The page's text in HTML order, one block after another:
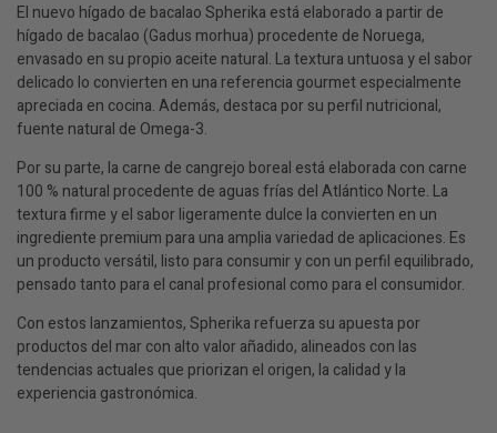
El nuevo hígado de bacalao Spherika está elaborado a partir de
hígado de bacalao (Gadus morhua) procedente de Noruega,
envasado en su propio aceite natural. La textura untuosa y el sabor
delicado lo convierten en una referencia gourmet especialmente
apreciada en cocina. Además, destaca por su perfil nutricional,
fuente natural de Omega-3.
Por su parte, la carne de cangrejo boreal está elaborada con carne
100 % natural procedente de aguas frías del Atlántico Norte. La
textura firme y el sabor ligeramente dulce la convierten en un
ingrediente premium para una amplia variedad de aplicaciones. Es
un producto versátil, listo para consumir y con un perfil equilibrado,
pensado tanto para el canal profesional como para el consumidor.
Con estos lanzamientos, Spherika refuerza su apuesta por
productos del mar con alto valor añadido, alineados con las
tendencias actuales que priorizan el origen, la calidad y la
experiencia gastronómica.